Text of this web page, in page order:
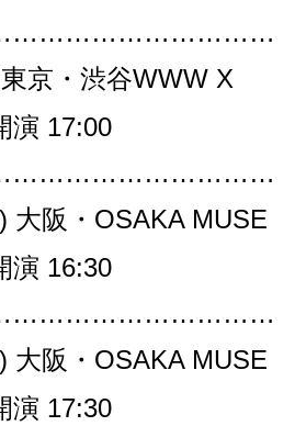
京・渋谷WWW X
演 17:00
大阪・OSAKA MUSE
演 16:30
大阪・OSAKA MUSE
演 17:30